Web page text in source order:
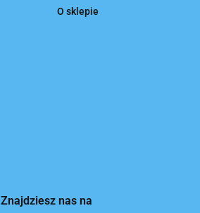
O sklepie
Znajdziesz nas na